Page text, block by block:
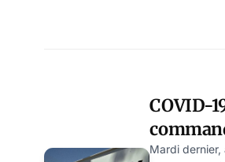
COVID-
doses de
Mardi dernier,